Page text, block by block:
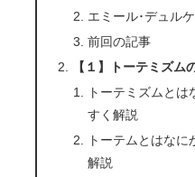
エミール･デュル
前回の記事
【１】トーテミズム
トーテミズムと
すく解説
トーテムとはなに
解説